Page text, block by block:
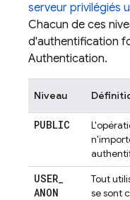
serveur privilégiés
Chacun de ces
d'authentification
Authentication.
Niveau
PUBLIC
USER_
ANON
Tout
se sont